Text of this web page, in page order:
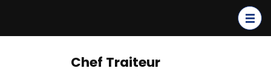
Chef Traiteur